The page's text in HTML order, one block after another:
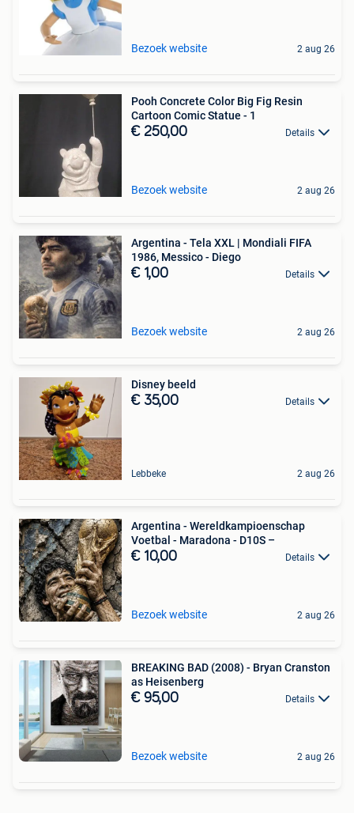
Bezoek website 2 aug 26
Pooh Concrete Color Big Fig Resin
Cartoon Comic Statue - 1
€ 250,00 Details
Bezoek website 2 aug 26
Argentina - Tela XXL | Mondiali FIFA
1986, Messico - Diego
€ 1,00 Details
Bezoek website 2 aug 26
Disney beeld
€ 35,00 Details
Lebbeke 2 aug 26
Argentina - Wereldkampioenschap
Voetbal - Maradona - D10S –
€ 10,00 Details
Bezoek website 2 aug 26
BREAKING BAD (2008) - Bryan Cranston
as Heisenberg
€ 95,00 Details
Bezoek website 2 aug 26